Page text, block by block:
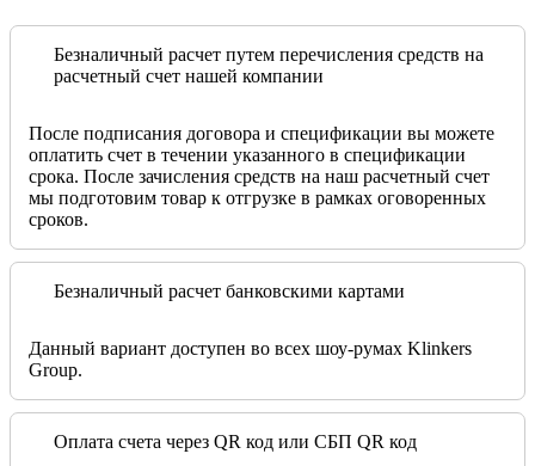
Безналичный расчет путем перечисления средств на
расчетный счет нашей компании
После подписания договора и спецификации вы можете
оплатить счет в течении указанного в спецификации
срока. После зачисления средств на наш расчетный счет
мы подготовим товар к отгрузке в рамках оговоренных
сроков.
Безналичный расчет банковскими картами
Данный вариант доступен во всех шоу-румах Klinkers
Group.
Оплата счета через QR код или СБП QR код